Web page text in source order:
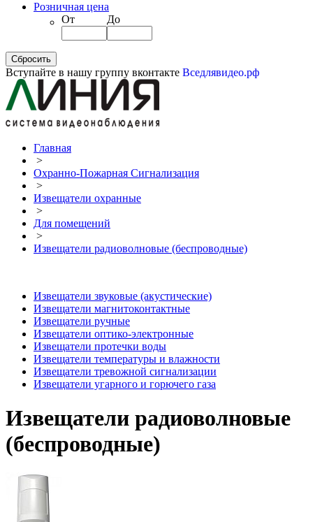
Розничная цена
От
До
Вступайте в нашу группу вконтакте Вседлявидео.рф
Главная
>
Охранно-Пожарная Сигнализация
>
Извещатели охранные
>
Для помещений
>
Извещатели радиоволновые (беспроводные)
Извещатели звуковые (акустические)
Извещатели магнитоконтактные
Извещатели ручные
Извещатели оптико-электронные
Извещатели протечки воды
Извещатели температуры и влажности
Извещатели тревожной сигнализации
Извещатели угарного и горючего газа
Извещатели радиоволновые
(беспроводные)